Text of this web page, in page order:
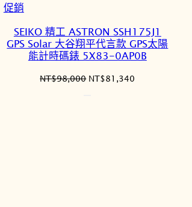
促銷特
商
品
SEIKO 精工 ASTRON SSH175J1
GPS Solar 大谷翔平代言款 GPS太陽
能計時碼錶 5X83-0AP0B
NT$98,000 原
NT$81,340